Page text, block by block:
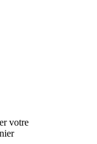
votre